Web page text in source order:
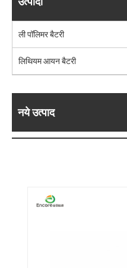
ली पॉलिमर बैटरी
लिथियम आयन बैटरी
नये उत्पाद